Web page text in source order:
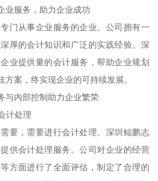
业服务，助力企业成功
门从事企业服务的企业。公司拥有一
厚的会计知识和广泛的实践经验。深
业提供量的会计服务，帮助企业规划
案，终实现企业的可持续发展。
与内部控制助力企业繁荣
计处理
要，需要进行会计处理。深圳鲲鹏志
供会计处理服务。公司对企业的经营
方面进行了全面评估，制定了合理的